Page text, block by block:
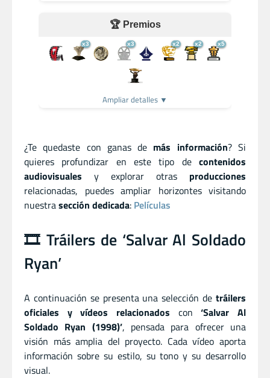
🏆 Premios
x3 x3 x2 x2 x5
Ampliar detalles ▼
¿Te quedaste con ganas de más información? Si
quieres profundizar en este tipo de contenidos
audiovisuales y explorar otras producciones
relacionadas, puedes ampliar horizontes visitando
nuestrasección dedicada: Películas
🎞️ Tráilers de ‘Salvar Al Soldado
Ryan’
A continuación se presenta una selección de tráilers
oficiales y vídeos relacionados con‘Salvar Al
Soldado Ryan (1998)’, pensada para ofrecer una
visión más amplia del proyecto. Cada vídeo aporta
información sobre su estilo, su tono y su desarrollo
visual.